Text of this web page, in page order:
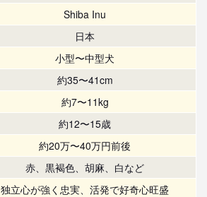
Shiba Inu
日本
小型〜中型犬
約35〜41cm
約7〜11kg
約12〜15歳
約20万〜40万円前後
赤、黒褐色、胡麻、白など
独立心が強く忠実、活発で好奇心旺盛